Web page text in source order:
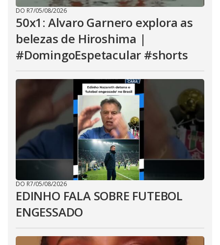
DO R7/05/08/2026
50x1: Alvaro Garnero explora as
belezas de Hiroshima |
#DomingoEspetacular #shorts
DO R7/05/08/2026
EDINHO FALA SOBRE FUTEBOL
ENGESSADO